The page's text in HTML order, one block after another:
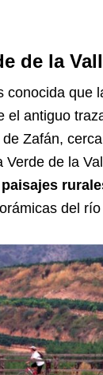
de la
conocida que
el antiguo
Zafán,
Verde de la
del